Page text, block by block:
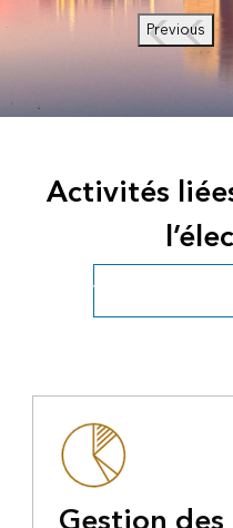
Previous
Activités
Voir tous les